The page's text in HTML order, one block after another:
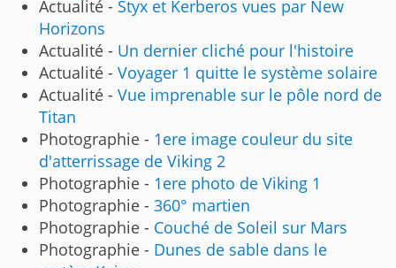
Actualité - Styx et Kerberos vues par New
Horizons
Actualité - Un dernier cliché pour l'histoire
Actualité - Voyager 1 quitte le système solaire
Actualité - Vue imprenable sur le pôle nord de
Titan
Photographie - 1ere image couleur du site
d'atterrissage de Viking 2
Photographie - 1ere photo de Viking 1
Photographie - 360° martien
Photographie - Couché de Soleil sur Mars
Photographie - Dunes de sable dans le